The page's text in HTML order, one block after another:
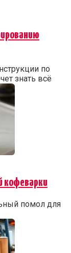
по
знать всё
кофеварки
помол для